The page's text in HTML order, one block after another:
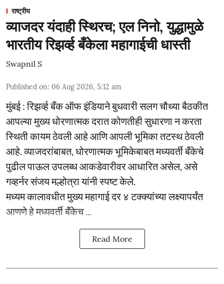
राष्ट्रीय
व्याजदर यंदाही स्थिरच; एल निनो, युद्धामुळे
भारतीय रिझर्व्ह बँकेला महागाईची धास्ती
Swapnil S
Published on: 06 Aug 2026, 5:12 am
मुंबई : रिझर्व्ह बँक ऑफ इंडियाने बुधवारी सलग चौथ्या बैठकीत
आपल्या मुख्य धोरणात्मक दरात कोणतीही सुधारणा न करता
स्थिती कायम ठेवली आहे आणि आपली भूमिका तटस्थ ठेवली
आहे. व्याजदरांबाबत, धोरणात्मक भूमिकेबाबत मध्यवर्ती बँकेचे
पुढील पाऊल उपलब्ध आकडेवारीवर आधारित असेल, असे
गव्हर्नर संजय मल्होत्रा यांनी स्पष्ट केले.
मध्यम कालावधीत मुख्य महागाई दर ४ टक्क्यांच्या लक्ष्यापर्यंत
आणणे हे मध्यवर्ती बँकेच ...
Read More